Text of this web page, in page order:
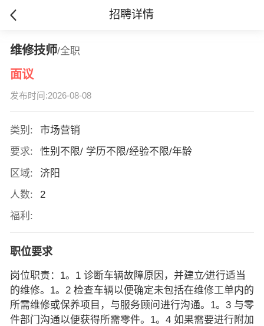
招聘详情
维修技师/全职
面议
发布时间:2026-08-08
类别:
市场营销
要求:
性别不限/ 学历不限/经验不限/年龄
区域:
济阳
人数:
2
福利:
职位要求
岗位职责：1。1 诊断车辆故障原因，并建立∕进行适当
的维修。1。2 检查车辆以便确定未包括在维修工单内的
所需维修或保养项目，与服务顾问进行沟通。1。3 与零
件部门沟通以便获得所需零件。1。4 如果需要进行附加